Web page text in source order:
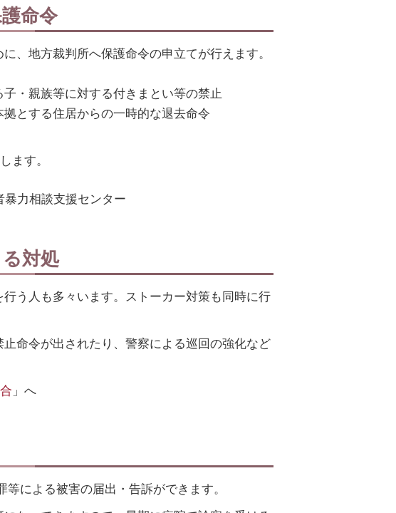
命令
、地方裁判所へ保護命令の申立てが行えます。
・親族等に対する付きまとい等の禁止
とする住居からの一時的な退去命令
ます。
力相談支援センター
対処
う人も多々います。ストーカー対策も同時に行
命令が出されたり、警察による巡回の強化など
」へ
による被害の届出・告訴ができます。